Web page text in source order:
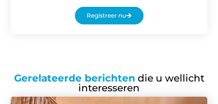
Registreer nu
Gerelateerde berichten die u wellicht
interesseren